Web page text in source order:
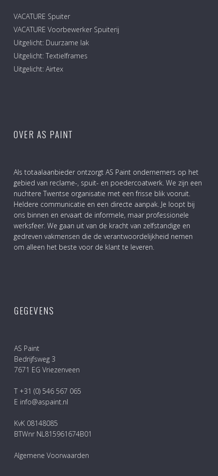
VACATURE Spuiter
VACATURE Voorbewerker Spuiterij
Uitgelicht: Duurzame lak
Uitgelicht: Textielframes
Uitgelicht: Airtex
OVER AS PAINT
Als totaalaanbieder ontzorgt AS Paint ondernemers op het
gebied van reclame-, spuit- en poedercoatwerk. We zijn een
nuchtere Twentse organisatie met een frisse blik vooruit.
Heldere communicatie en een directe aanpak. Je loopt bij
ons binnen en ervaart de informele, maar professionele
werksfeer. We gaan uit van de kracht van zelfstandige en
gedreven vakmensen die de verantwoordelijkheid nemen
om alleen het beste voor de klant te leveren.
GEGEVENS
AS Paint
Bedrijfsweg 3
7671 EG Vriezenveen
T +31 (0) 546 567 065
E info@aspaint.nl
KvK 08148085
BTWnr NL815961674B01
Algemene Voorwaarden